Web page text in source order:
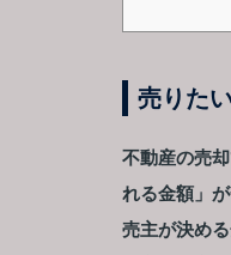
売りた
不動産の売
れる金額」
売主が決め